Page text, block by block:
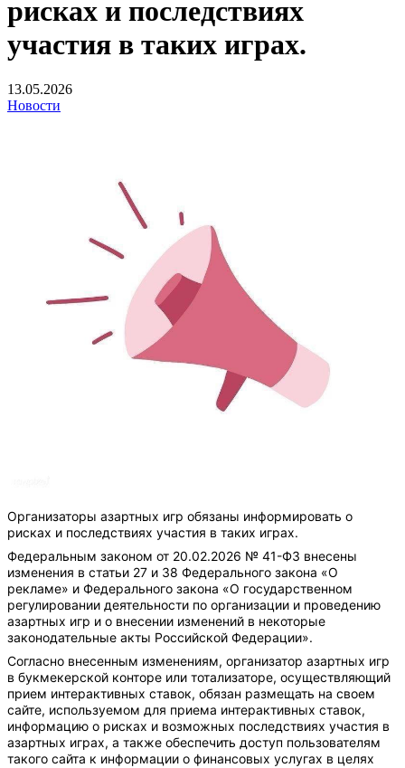
рисках и последствиях
участия в таких играх.
13.05.2026
Новости
Организаторы азартных игр обязаны информировать о
рисках и последствиях участия в таких играх.
Федеральным законом от 20.02.2026 № 41-ФЗ внесены
изменения в статьи 27 и 38 Федерального закона «О
рекламе» и Федерального закона «О государственном
регулировании деятельности по организации и проведению
азартных игр и о внесении изменений в некоторые
законодательные акты Российской Федерации».
Согласно внесенным изменениям, организатор азартных игр
в букмекерской конторе или тотализаторе, осуществляющий
прием интерактивных ставок, обязан размещать на своем
сайте, используемом для приема интерактивных ставок,
информацию о рисках и возможных последствиях участия в
азартных играх, а также обеспечить доступ пользователям
такого сайта к информации о финансовых услугах в целях